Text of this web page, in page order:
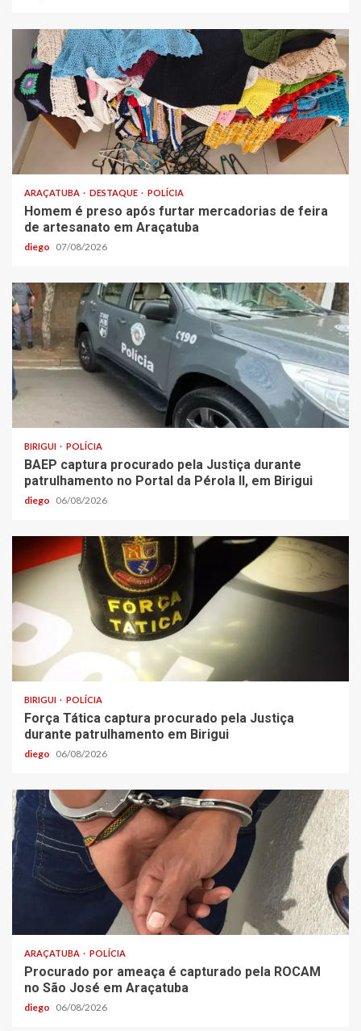
ARAÇATUBA DESTAQUE POLÍCIA
Homem é preso após furtar mercadorias de feira
de artesanato em Araçatuba
diego 07/08/2026
BIRIGUI POLÍCIA
BAEP captura procurado pela Justiça durante
patrulhamento no Portal da Pérola ll, em Birigui
diego 06/08/2026
BIRIGUI POLÍCIA
Força Tática captura procurado pela Justiça
durante patrulhamento em Birigui
diego 06/08/2026
ARAÇATUBA POLÍCIA
Procurado por ameaça é capturado pela ROCAM
no São José em Araçatuba
diego 06/08/2026